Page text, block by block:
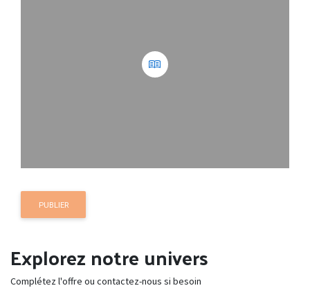
PUBLIER
Explorez notre univers
Complétez l'offre ou contactez-nous si besoin